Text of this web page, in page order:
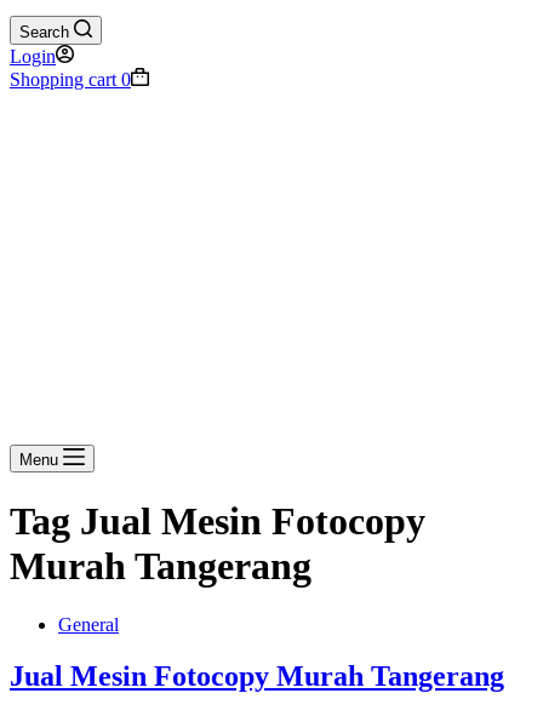
Search
Login
Shopping cart 0
Menu
Tag Jual Mesin Fotocopy
Murah Tangerang
General
Jual Mesin Fotocopy Murah Tangerang